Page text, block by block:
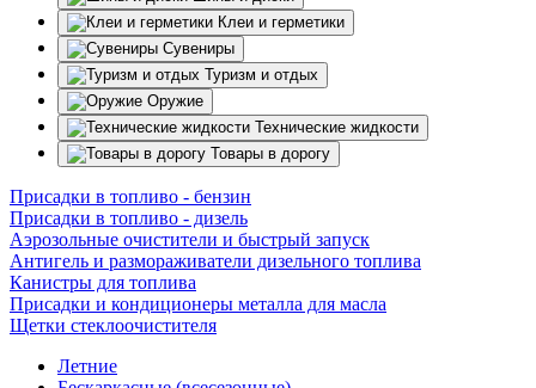
Клеи и герметики
Сувениры
Туризм и отдых
Оружие
Технические жидкости
Товары в дорогу
Присадки в топливо - бензин
Присадки в топливо - дизель
Аэрозольные очистители и быстрый запуск
Антигель и размораживатели дизельного топлива
Канистры для топлива
Присадки и кондиционеры металла для масла
Щетки стеклоочистителя
Летние